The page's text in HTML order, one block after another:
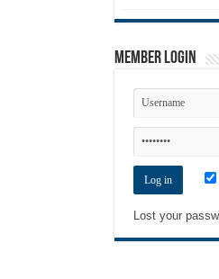
Member Login
Lost your